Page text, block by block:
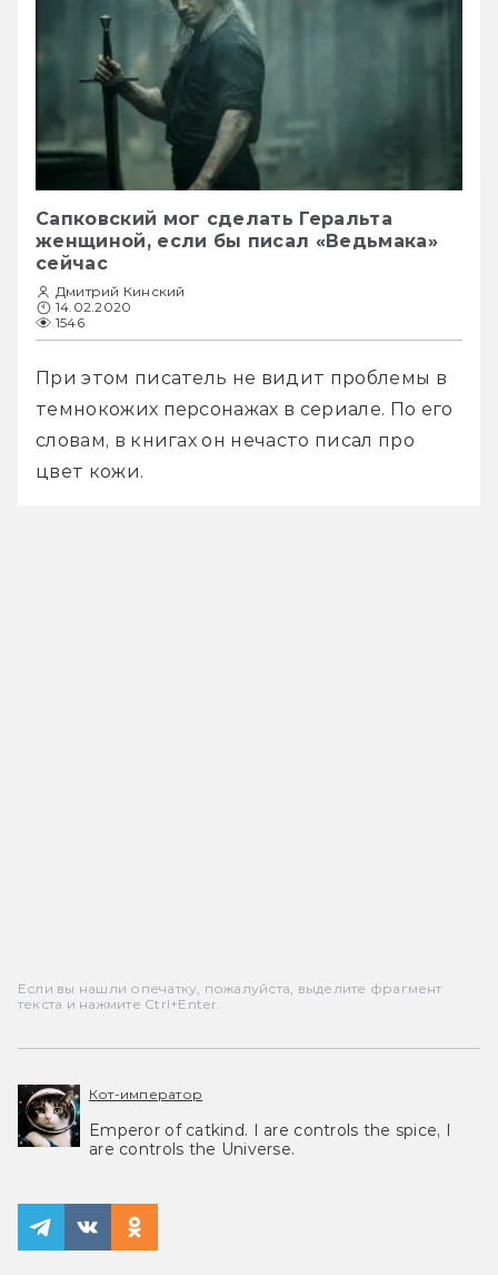
Сапковский мог сделать Геральта
женщиной, если бы писал «Ведьмака»
сейчас
Дмитрий Кинский
14.02.2020
1546
При этом писатель не видит проблемы в
темнокожих персонажах в сериале. По его
словам, в книгах он нечасто писал про
цвет кожи.
Если вы нашли опечатку, пожалуйста, выделите фрагмент
текста и нажмите Ctrl+Enter.
Кот-император
Emperor of catkind. I are controls the spice, I
are controls the Universe.